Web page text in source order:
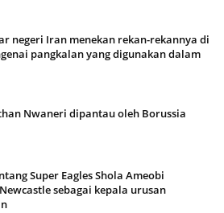
negeri Iran menekan rekan-rekannya di
pangkalan yang digunakan dalam
Nwaneri dipantau oleh Borussia
Super Eagles Shola Ameobi
sebagai kepala urusan